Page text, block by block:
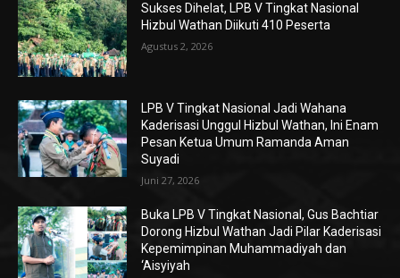
Sukses Dihelat, LPB V Tingkat Nasional
Hizbul Wathan Diikuti 410 Peserta
Agustus 2, 2026
LPB V Tingkat Nasional Jadi Wahana
Kaderisasi Unggul Hizbul Wathan, Ini Enam
Pesan Ketua Umum Ramanda Aman
Suyadi
Juni 27, 2026
Buka LPB V Tingkat Nasional, Gus Bachtiar
Dorong Hizbul Wathan Jadi Pilar Kaderisasi
Kepemimpinan Muhammadiyah dan
‘Aisyiyah